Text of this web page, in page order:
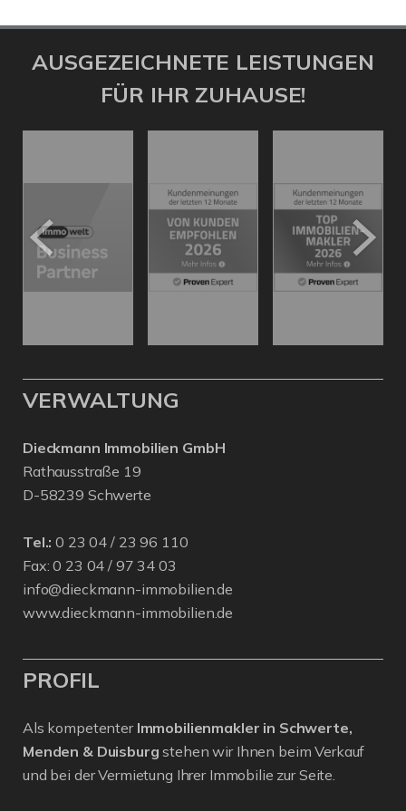
AUSGEZEICHNETE LEISTUNGEN
FÜR IHR ZUHAUSE!
VERWALTUNG
Dieckmann Immobilien GmbH
Rathausstraße 19
D-58239 Schwerte
Tel.: 0 23 04 / 23 96 110
Fax: 0 23 04 / 97 34 03
info@dieckmann-immobilien.de
www.dieckmann-immobilien.de
PROFIL
Als kompetenter Immobilienmakler in Schwerte,
Menden & Duisburg stehen wir Ihnen beim Verkauf
und bei der Vermietung Ihrer Immobilie zur Seite.